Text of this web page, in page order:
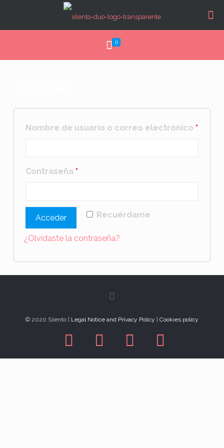
0
Nombre de usuario o correo electrónico*
Contraseña*
Recuérdame
Acceder
¿Olvidaste la contraseña?
© 2020 Silento | Legal Notice and Privacy Policy Cookies policy